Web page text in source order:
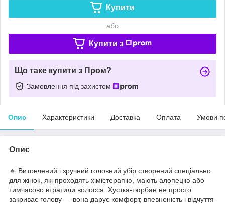
Купити
або
Купити з
Що таке купити з Пром?
Замовлення під захистом
Опис Характеристики Доставка Оплата Умови
Опис
🔹 Витончений і зручний головний убір створений спеціально
для жінок, які проходять хімієтерапію, мають алопецію або
тимчасово втратили волосся. Хустка-тюрбан не просто
закриває голову — вона дарує комфорт, впевненість і відчуття